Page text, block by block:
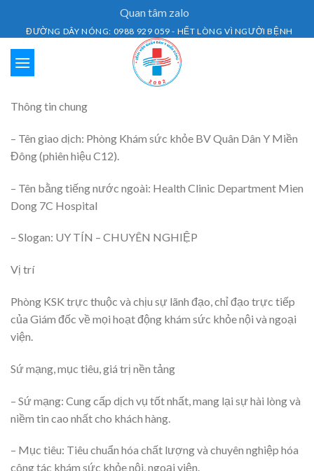
Quan tâm zalo
ĐƯỜNG DÂY NÓNG: 0988 929 059 - HẾT LÒNG VÌ NGƯỜI BỆNH
Thông tin chung
– Tên giao dịch: Phòng Khám sức khỏe BV Quân Dân Y Miền
Đông (phiên hiệu C12).
– Tên bằng tiếng nước ngoài: Health Clinic Department Mien
Dong 7C Hospital
– Slogan: UY TÍN – CHUYÊN NGHIỆP
Vị trí
Phòng KSK trực thuộc và chịu sự lãnh đạo, chỉ đạo trực tiếp
của Giám đốc về mọi hoạt động khám sức khỏe nội và ngoại
viện.
Sứ mạng, mục tiêu, giá trị nền tảng
– Sứ mạng: Cung cấp dịch vụ tốt nhất, mang lại sự hài lòng và
niềm tin cao nhất cho khách hàng.
– Mục tiêu: Tiêu chuẩn hóa chất lượng và chuyên nghiệp hóa
công tác khám sức khỏe nội, ngoại viện.